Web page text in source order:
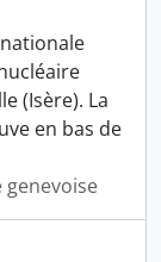
(Isère). La
en bas de